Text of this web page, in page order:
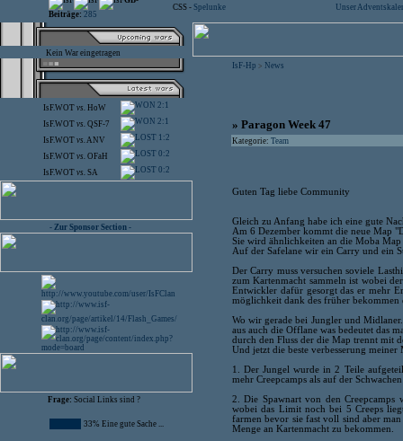
Beiträge: 285
CSS - Spelunke Unser
Kein War eingetragen
IsF.WOT vs. HoW 2:1
IsF.WOT vs. QSF-7 2:1
IsF.WOT vs.ANV 1:2
IsF.WOT vs. OFaH 0:2
IsF.WOT vs. SA 0:2
- Zur Sponsor Section -
Frage: Social Links sind ?
33% Eine gute Sache ...
IsF-Hp > News
» Paragon Week 47
Kategorie: Team
Guten Tag liebe Community
Gleich zu Anfang habe ich eine gute
Am 6 Dezember kommt die neue Map
Sie wird ähnlichkeiten an die Moba
Auf der Safelane wir ein Carry und ein
Der Carry muss versuchen soviele
zum Kartenmacht sammeln ist wobei
Entwickler dafür gesorgt das er mehr
möglichkeit dank des früher
Wo wir gerade bei Jungler und
aus auch die Offlane was bedeutet das
durch den Fluss der die Map trennt mit
Und jetzt die beste verbesserung
1. Der Jungel wurde in 2 Teile
mehr Creepcamps als auf der
2. Die Spawnart von den Creepcamps
wobei das Limit noch bei 5 Creeps
farmen bevor sie fast voll sind aber
Menge an Kartenmacht zu bekommen.